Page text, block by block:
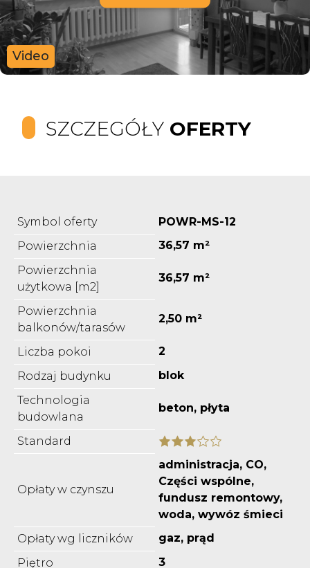
Video
SZCZEGÓŁY OFERTY
Symbol oferty
POWR-MS-12
Powierzchnia
36,57 m²
Powierzchnia
użytkowa [m2]
36,57 m²
Powierzchnia
balkonów/tarasów
2,50 m²
Liczba pokoi
2
Rodzaj budynku
blok
Technologia
budowlana
beton, płyta
Standard
Opłaty w czynszu
administracja, CO,
Części wspólne,
fundusz remontowy,
woda, wywóz śmieci
Opłaty wg liczników
gaz, prąd
Piętro
3